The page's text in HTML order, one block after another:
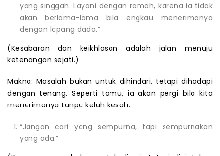
yang singgah. Layani dengan ramah, karena ia tidak
akan berlama-lama bila engkau menerimanya
dengan lapang dada.”
(Kesabaran dan keikhlasan adalah jalan menuju
ketenangan sejati.)
Makna: Masalah bukan untuk dihindari, tetapi dihadapi
dengan tenang. Seperti tamu, ia akan pergi bila kita
menerimanya tanpa keluh kesah..
“Jangan cari yang sempurna, tapi sempurnakan
yang ada.”